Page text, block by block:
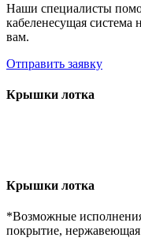
Наши специалисты
кабеленесущая
вам.
Отправить заявку
Крышки лотка
Крышки лотка
*Возможные
покрытие,